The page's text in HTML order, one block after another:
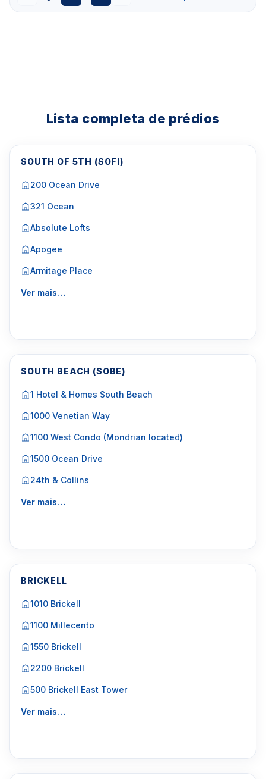
Lista completa de prédios
SOUTH OF 5TH (SOFI)
200 Ocean Drive
321 Ocean
Absolute Lofts
Apogee
Armitage Place
Ver mais…
SOUTH BEACH (SOBE)
1 Hotel & Homes South Beach
1000 Venetian Way
1100 West Condo (Mondrian located)
1500 Ocean Drive
24th & Collins
Ver mais…
BRICKELL
1010 Brickell
1100 Millecento
1550 Brickell
2200 Brickell
500 Brickell East Tower
Ver mais…